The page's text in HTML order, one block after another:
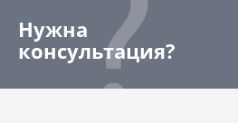
Нужна
консультация?